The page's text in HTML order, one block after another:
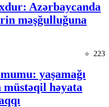
Azərbaycanda
məşğulluğuna
223
yaşamağı
həyata